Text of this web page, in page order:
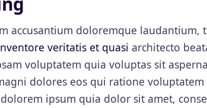
accusantium doloremque laudantium,
veritatis et quasiarchitecto
voluptatem quia voluptas sit
dolores eos qui ratione voluptatem
ipsum quia dolor sit amet,